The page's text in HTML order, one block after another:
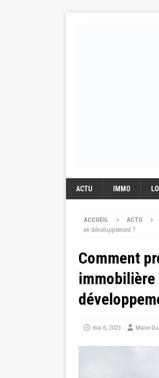
ACTU IMMO
ACCUEIL ACTU
en développement ?
Comment
mai 6, 2023 Marie